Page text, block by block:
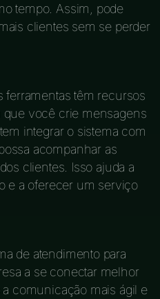
tempo. Assim, pode
clientes sem se perder
ferramentas têm recursos
que você crie mensagens
integrar o sistema com
acompanhar as
clientes. Isso ajuda a
e a oferecer um serviço
de atendimento para
a se conectar melhor
comunicação mais ágil e